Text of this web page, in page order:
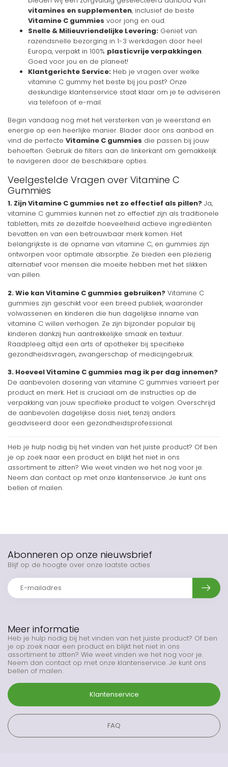
vitamines en supplementen, inclusief de beste
Vitamine C gummies voor jong en oud.
Snelle & Milieuvriendelijke Levering: Geniet van
razendsnelle bezorging in 1-3 werkdagen door heel
Europa, verpakt in 100% plasticvrije verpakkingen.
Goed voor jou en de planeet!
Klantgerichte Service: Heb je vragen over welke
vitamine C gummy het beste bij jou past? Onze
deskundige klantenservice staat klaar om je te adviseren
via telefoon of e-mail.
Begin vandaag nog met het versterken van je weerstand en
energie op een heerlijke manier. Blader door ons aanbod en
vind de perfecte Vitamine C gummies die passen bij jouw
behoeften. Gebruik de filters aan de linkerkant om gemakkelijk
te navigeren door de beschikbare opties.
Veelgestelde Vragen over Vitamine C
Gummies
1. Zijn Vitamine C gummies net zo effectief als pillen? Ja,
vitamine C gummies kunnen net zo effectief zijn als traditionele
tabletten, mits ze dezelfde hoeveelheid actieve ingrediënten
bevatten en van een betrouwbaar merk komen. Het
belangrijkste is de opname van vitamine C, en gummies zijn
ontworpen voor optimale absorptie. Ze bieden een plezierig
alternatief voor mensen die moeite hebben met het slikken
van pillen.
2. Wie kan Vitamine C gummies gebruiken? Vitamine C
gummies zijn geschikt voor een breed publiek, waaronder
volwassenen en kinderen die hun dagelijkse inname van
vitamine C willen verhogen. Ze zijn bijzonder populair bij
kinderen dankzij hun aantrekkelijke smaak en textuur.
Raadpleeg altijd een arts of apotheker bij specifieke
gezondheidsvragen, zwangerschap of medicijngebruik.
3. Hoeveel Vitamine C gummies mag ik per dag innemen?
De aanbevolen dosering van vitamine C gummies varieert per
product en merk. Het is cruciaal om de instructies op de
verpakking van jouw specifieke product te volgen. Overschrijd
de aanbevolen dagelijkse dosis niet, tenzij anders
geadviseerd door een gezondheidsprofessional.
Heb je hulp nodig bij het vinden van het juiste product? Of ben
je op zoek naar een product en blijkt het niet in ons
assortiment te zitten? Wie weet vinden we het nog voor je.
Neem dan contact op met onze klantenservice. Je kunt ons
bellen of mailen.
Meer informatie
Heb je hulp nodig bij het vinden van het juiste product? Of ben
je op zoek naar een product en blijkt het niet in ons
assortiment te zitten? Wie weet vinden we het nog voor je.
Neem dan contact op met onze klantenservice. Je kunt ons
bellen of mailen.
Klantenservice
FAQ
Abonneren op onze nieuwsbrief
Blijf op de hoogte over onze laatste acties